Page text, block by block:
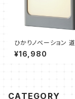
ひかりノベーション
基本セット（2個セット
ート、乳白プレート、ス
¥16,980
CATEGORY